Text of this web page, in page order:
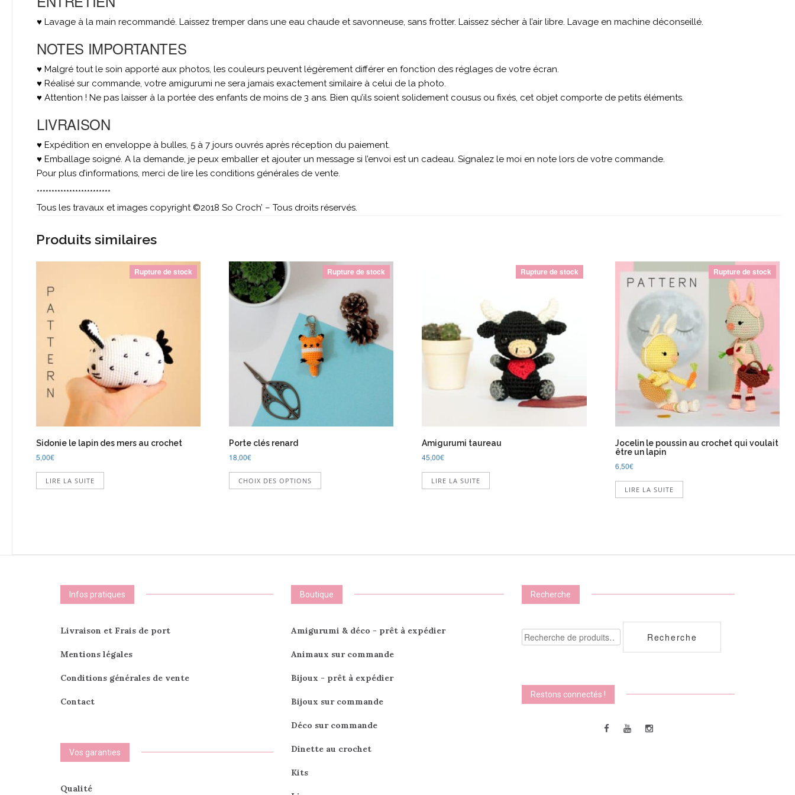
♥ Lavage à la main recommandé. Laissez tremper dans une eau chaude et savonneuse, sans frotter. Laissez sécher à l’air libre. Lavage en machine déconseillé.
NOTES IMPORTANTES
♥ Malgré tout le soin apporté aux photos, les couleurs peuvent légèrement différer en fonction des réglages de votre écran.
♥ Réalisé sur commande, votre amigurumi ne sera jamais exactement similaire à celui de la photo.
♥ Attention ! Ne pas laisser à la portée des enfants de moins de 3 ans. Bien qu’ils soient solidement cousus ou fixés, cet objet comporte de petits éléments.
LIVRAISON
♥ Expédition en enveloppe à bulles, 5 à 7 jours ouvrés après réception du paiement.
♥ Emballage soigné. A la demande, je peux emballer et ajouter un message si l’envoi est un cadeau. Signalez le moi en note lors de votre commande.
Pour plus d’informations, merci de lire les conditions générales de vente.
*************************
Tous les travaux et images copyright ©2018 So Croch’ – Tous droits réservés.
Produits similaires
Rupture de stock
Sidonie le lapin des mers au crochet
5,00€
LIRE LA SUITE
Rupture de stock
Porte clés renard
18,00€
CHOIX DES OPTIONS
Ce
sur
la
produit
Rupture de stock
Amigurumi taureau
45,00€
LIRE LA SUITE
Rupture de stock
Jocelin le poussin au crochet qui voulait
être un lapin
6,50€
LIRE LA SUITE
Infos pratiques
Livraison et Frais de port
Mentions légales
Conditions générales de vente
Contact
Vos garanties
Qualité
Boutique
Amigurumi & déco - prêt à expédier
Animaux sur commande
Bijoux - prêt à expédier
Bijoux sur commande
Déco sur commande
Dinette au crochet
Kits
Recherche
Recherche
pour :
Recherche
Restons connectés !